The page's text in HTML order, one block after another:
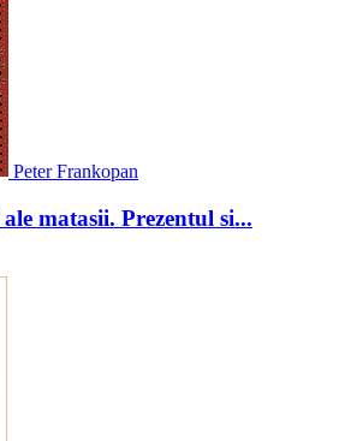
Peter Frankopan
matasii. Prezentul si...